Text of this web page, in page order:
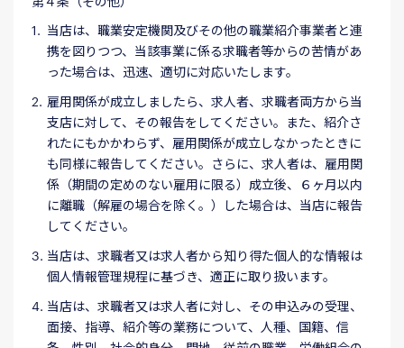
当店は、職業安定機関及びその他の職業紹介事業者と連
携を図りつつ、当該事業に係る求職者等からの苦情があ
った場合は、迅速、適切に対応いたします。
雇用関係が成立しましたら、求人者、求職者両方から当
支店に対して、その報告をしてください。また、紹介さ
れたにもかかわらず、雇用関係が成立しなかったときに
も同様に報告してください。さらに、求人者は、雇用関
係（期間の定めのない雇用に限る）成立後、６ヶ月以内
に離職（解雇の場合を除く。）した場合は、当店に報告
してください。
当店は、求職者又は求人者から知り得た個人的な情報は
個人情報管理規程に基づき、適正に取り扱います。
当店は、求職者又は求人者に対し、その申込みの受理、
面接、指導、紹介等の業務について、人種、国籍、信